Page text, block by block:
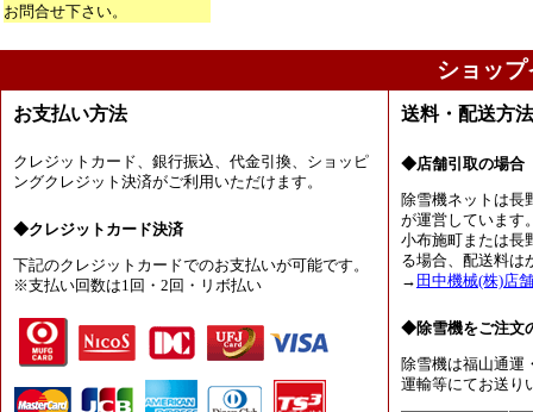
お問合せ下さい。
ショッ
お支払い方法
クレジットカード、銀行振込、代金引換、ショッピ
ングクレジット決済がご利用いただけます。
◆クレジットカード決済
下記のクレジットカードでのお支払いが可能です。
※支払い回数は1回・2回・リボ払い
送料・配送方
◆店舗引取の場合
除雪機ネットは長
が運営しています
小布施町または長
る場合、配送料は
→ 田中機械(株)店
◆除雪機をご注文
除雪機は福山通運
運輸等にてお送り